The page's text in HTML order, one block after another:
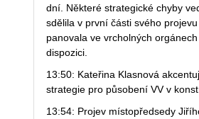
dní. Některé strategické chyby
sdělila v první části svého
panovala ve vrcholných
dispozici.
13:50: Kateřina Klasnová
strategie pro působení VV v
13:54: Projev místopředsedy